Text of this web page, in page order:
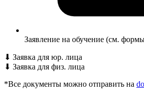
Заявление на обучение (см.
⬇ Заявка для юр. лица
⬇ Заявка для физ. лица
*Все документы можно отправить на